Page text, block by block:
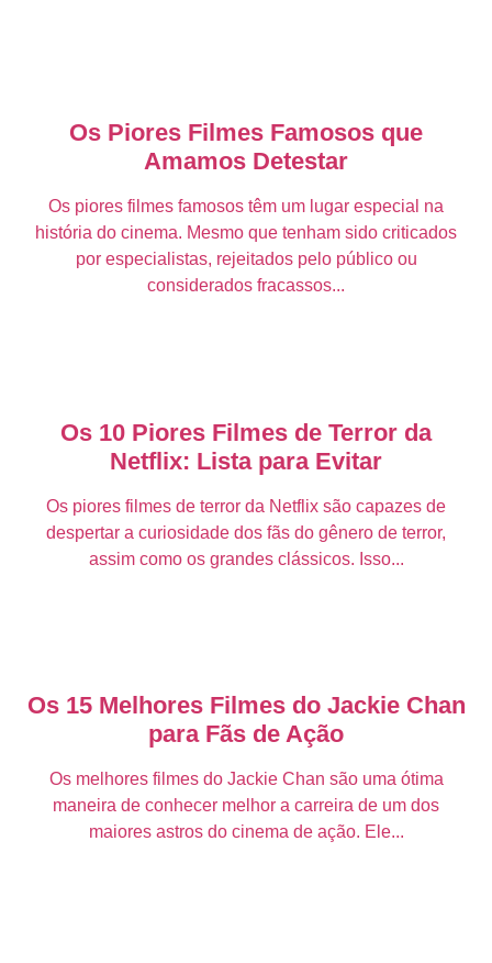
Os Piores Filmes Famosos que
Amamos Detestar
Os piores filmes famosos têm um lugar especial na
história do cinema. Mesmo que tenham sido criticados
por especialistas, rejeitados pelo público ou
considerados fracassos...
Os 10 Piores Filmes de Terror da
Netflix: Lista para Evitar
Os piores filmes de terror da Netflix são capazes de
despertar a curiosidade dos fãs do gênero de terror,
assim como os grandes clássicos. Isso...
Os 15 Melhores Filmes do Jackie Chan
para Fãs de Ação
Os melhores filmes do Jackie Chan são uma ótima
maneira de conhecer melhor a carreira de um dos
maiores astros do cinema de ação. Ele...